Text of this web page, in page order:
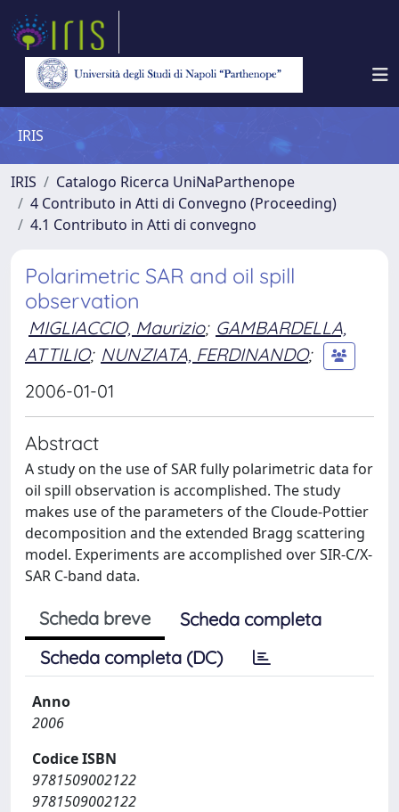
IRIS
IRIS
Catalogo Ricerca UniNaParthenope
4 Contributo in Atti di Convegno (Proceeding)
4.1 Contributo in Atti di convegno
Polarimetric SAR and oil spill
observation
MIGLIACCIO, Maurizio; GAMBARDELLA,
ATTILIO; NUNZIATA, FERDINANDO;
2006-01-01
Abstract
A study on the use of SAR fully polarimetric data for
oil spill observation is accomplished. The study
makes use of the parameters of the Cloude-Pottier
decomposition and the extended Bragg scattering
model. Experiments are accomplished over SIR-C/X-
SAR C-band data.
Scheda breve
Scheda completa
Scheda completa (DC)
Anno
2006
Codice ISBN
9781509002122
9781509002122